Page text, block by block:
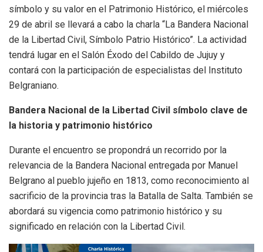
símbolo y su valor en el Patrimonio Histórico, el miércoles
29 de abril se llevará a cabo la charla “La Bandera Nacional
de la Libertad Civil, Símbolo Patrio Histórico”. La actividad
tendrá lugar en el Salón Éxodo del Cabildo de Jujuy y
contará con la participación de especialistas del Instituto
Belgraniano.
Bandera Nacional de la Libertad Civil símbolo clave de
la historia y patrimonio histórico
Durante el encuentro se propondrá un recorrido por la
relevancia de la Bandera Nacional entregada por Manuel
Belgrano al pueblo jujeño en 1813, como reconocimiento al
sacrificio de la provincia tras la Batalla de Salta. También se
abordará su vigencia como patrimonio histórico y su
significado en relación con la Libertad Civil.